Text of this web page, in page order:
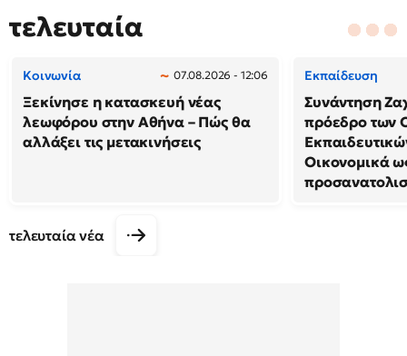
τελευταία
Κοινωνία 07.08.2026 - 12:06
Ξεκίνησε η κατασκευή νέας
λεωφόρου στην Αθήνα – Πώς θα
αλλάξει τις μετακινήσεις
Εκπαίδευση
Συνάντηση
πρόεδρο των
Οικονομικά
τελευταία νέα